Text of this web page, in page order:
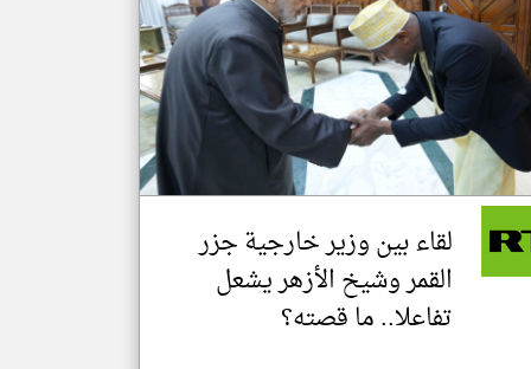
لقاء بين وزير خارجية جزر
القمر وشيخ الأزهر يشعل
تفاعلا.. ما قصته؟